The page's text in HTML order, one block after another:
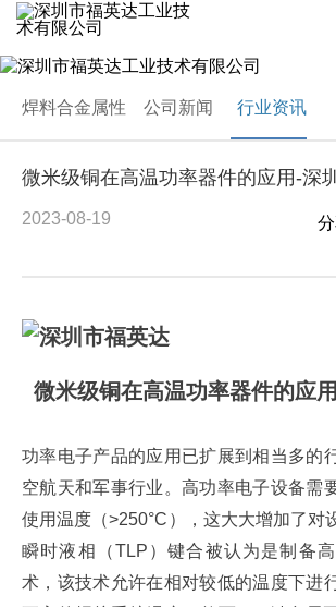
焊料合金属性 公司新闻 行业资讯
微米级铜在高温功率器件的应用-深
2023-08-19
微米级铜在高温功率器件的应
功率电子产品的应用已扩展到相当多的
空航天和军事行业。高功率电子设备需
使用温度（>250°C），这大大增加了对
瞬时液相（TLP）键合被认为是制备
术，该技术允许在相对较低的温度下进